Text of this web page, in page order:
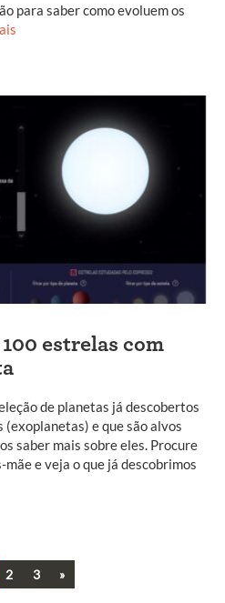
para saber como evoluem os
estrelas com
de planetas já descobertos
e que são alvos
saber mais sobre eles. Procure
e veja o que já descobrimos
2 3 Next
»